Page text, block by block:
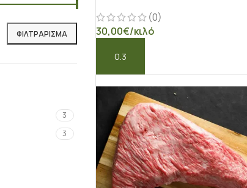
ΦΙΛΤΡΆΡΙΣΜΑ
3
3
(0)
30,00€/κιλό
ΠΡΟΣΘΉΚΗ ΣΤΟ ΚΑΛΆΘΙ